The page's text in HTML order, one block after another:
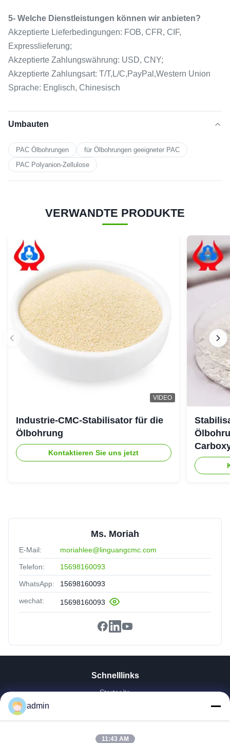
5- Welche Dienstleistungen können wir anbieten?
Akzeptierte Lieferbedingungen: FOB, CFR, CIF,
Expresslieferung;
Akzeptierte Zahlungswährung: USD, CNY;
Akzeptierte Zahlungsart: T/T,L/C,PayPal,Western Union
Sprache: Englisch, Chinesisch
Umbauten
PAC Ölbohrungen
für Ölbohrungen geeigneter PAC
PAC Polyanion-Zellulose
VERWANDTE PRODUKTE
VIDEO
Industrie-CMC-Stabilisator für die
Ölbohrung
Kontaktieren Sie uns jetzt
Ms. Moriah
E-Mail: moriahlee@linguangcmc.com
Telefon: 15698160093
WhatsApp: 15698160093
wechat: 15698160093
Schnelllinks
Startseite
VR Show
admin
11:43 AM